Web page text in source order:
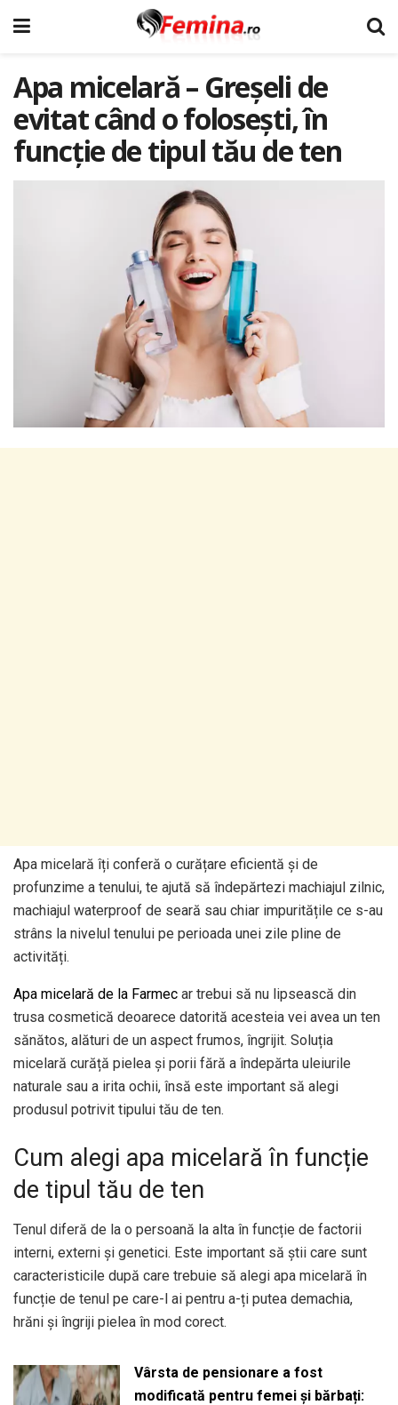
Apa micelară – Greşeli de
evitat când o foloseşti, în
funcţie de tipul tău de ten
Apa micelară îți conferă o curățare eficientă și de
profunzime a tenului, te ajută să îndepărtezi machiajul zilnic,
machiajul waterproof de seară sau chiar impuritățile ce s-au
strâns la nivelul tenului pe perioada unei zile pline de
activități.
Apa micelară de la Farmec ar trebui să nu lipsească din
trusa cosmetică deoarece datorită acesteia vei avea un ten
sănătos, alături de un aspect frumos, îngrijit. Soluția
micelară curăță pielea și porii fără a îndepărta uleiurile
naturale sau a irita ochii, însă este important să alegi
produsul potrivit tipului tău de ten.
Cum alegi apa micelară în funcție
de tipul tău de ten
Tenul diferă de la o persoană la alta în funcție de factorii
interni, externi și genetici. Este important să știi care sunt
caracteristicile după care trebuie să alegi apa micelară în
funcție de tenul pe care-l ai pentru a-ți putea demachia,
hrăni și îngriji pielea în mod corect.
Vârsta de pensionare a fost
modificată pentru femei și bărbați: